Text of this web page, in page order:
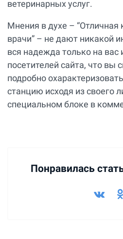
ветеринарных услуг.
Мнения в духе – “Отличная
врачи” – не дают никакой
вся надежда только на вас
посетителей сайта, что вы
подробно
станцию исходя из своего
специальном блоке в
Понравилась